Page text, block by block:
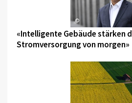
©
«Intelligente Gebäude stärken
Stromversorgung von morgen»